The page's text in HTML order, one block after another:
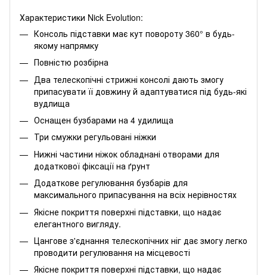
Характеристики Nick Evolution:
Консоль підставки має кут повороту 360° в будь-
якому напрямку
Повністю розбірна
Два телескопічні стрижні консолі дають змогу
припасувати її довжину й адаптуватися під будь-які
вудлища
Оснащен бузбарами на 4 удилища
Три смужки регульовані ніжки
Нижні частини ніжок обладнані отворами для
додаткової фіксації на ґрунт
Додаткове регулювання бузбарів для
максимального припасування на всіх нерівностях
Якісне покриття поверхні підставки, що надає
елегантного вигляду.
Цангове з'єднання телескопічних ніг дає змогу легко
проводити регулювання на місцевості
Якісне покриття поверхні підставки, що надає